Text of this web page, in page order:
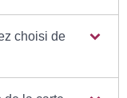
choisi de